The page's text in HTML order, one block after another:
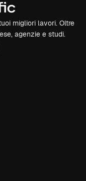
migliori lavori. Oltre
agenzie e studi.